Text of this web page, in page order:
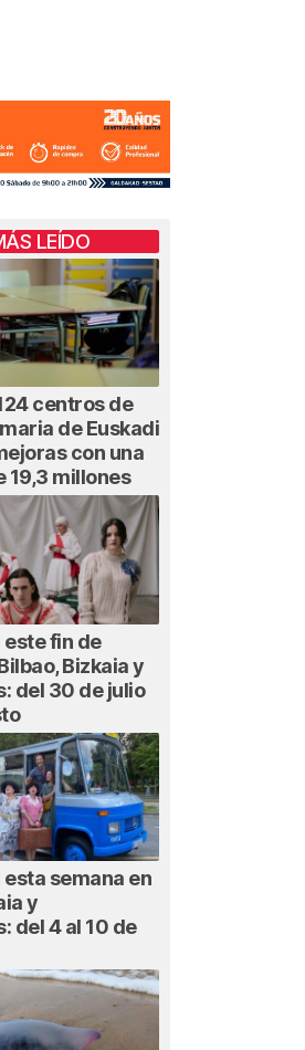
LEÍDO
centros de
de Euskadi
con una
19,3 millones
este fin de
Bizkaia y
del 30 de julio
semana en
y
del 4 al 10 de